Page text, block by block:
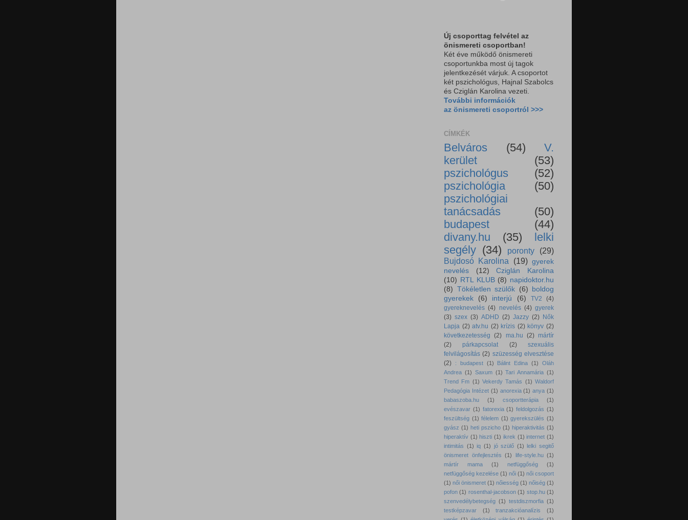
Új csoporttag felvétel az
önismereti csoportban!
Két éve működő önismereti
csoportunkba most új tagok
jelentkezését várjuk. A csoportot
két pszichológus, Hajnal Szabolcs
és Cziglán Karolina vezeti.
További információk
az önismereti csoportról >>>
CÍMKÉK
Belváros (54)
V.
kerület
(53)
pszichológus
(52)
pszichológia
(50)
pszichológiai
tanácsadás
(50)
budapest
(44)
divany.hu
(35)
lelki
segély (34) poronty
(29)
Bujdosó Karolina
(19) gyerek
nevelés
(12)
Cziglán Karolina
(10) RTL KLUB (8) napidoktor.hu
(8) Tökéletlen szülők (6)
boldog
gyerekek
(6) interjú (6) TV2
(4)
gyereknevelés (4) nevelés (4) gyerek
(3) szex (3) ADHD (2) Jazzy (2) Nők
Lapja (2) atv.hu (2) krízis (2) könyv (2)
következetesség (2) ma.hu (2) mártír
(2)
párkapcsolat (2)
szexuális
felvilágosítás (2) szüzesség elvesztése
(2)
: budapest (1) Bálint Edina (1)
Oláh
Andrea (1) Saxum (1) Tari Annamária (1)
Trend Fm (1) Vekerdy Tamás (1) Waldorf
Pedagógia Intézet (1) anorexia (1) anya (1)
babaszoba.hu
(1) csoportterápia
(1)
evészavar (1) fatorexia (1) feldolgozás (1)
feszültség (1) félelem (1) gyerekszülés (1)
gyász (1) heti pszicho (1) hiperaktivitás (1)
hiperaktív (1) hiszti (1) ikrek (1) internet (1)
intimitás (1) iq (1) jó szülő (1) lelki segitő
önismeret önfejlesztés (1) life-style.hu (1)
mártír mama
(1) netfüggőség
(1)
netfüggőség kezelése (1) női (1) női csoport
(1) női önismeret (1) nőiesség (1) nőiség (1)
pofon (1) rosenthal-jacobson (1) stop.hu (1)
szenvedélybetegség (1) testdiszmorfia (1)
testképzavar
(1) tranzakcióanalízis
(1)